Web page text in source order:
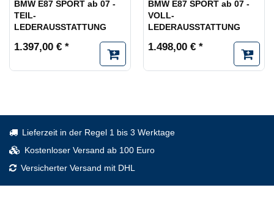
BMW E87 SPORT ab 07 -
TEIL-
LEDERAUSSTATTUNG
1.397,00 € *
BMW E87 SPORT ab 07 -
VOLL-
LEDERAUSSTATTUNG
1.498,00 € *
Lieferzeit in der Regel 1 bis 3 Werktage
Kostenloser Versand ab 100 Euro
Versicherter Versand mit DHL